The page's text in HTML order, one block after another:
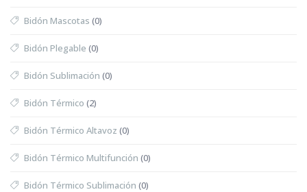
Bidón Mascotas (0)
Bidón Plegable (0)
Bidón Sublimación (0)
Bidón Térmico (2)
Bidón Térmico Altavoz (0)
Bidón Térmico Multifunción (0)
Bidón Térmico Sublimación (0)